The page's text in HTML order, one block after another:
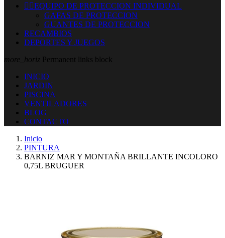
 EQUIPO DE PROTECCION INDIVIDUAL
GAFAS DE PROTECCION
GUANTES DE PROTECCION
RECAMBIOS
DEPORTES Y JUEGOS
more_horiz Permanent links block
INICIO
JARDIN
PISCINA
VENTILADORES
BLOG
CONTACTO
Inicio
PINTURA
BARNIZ MAR Y MONTAÑA BRILLANTE INCOLORO
0,75L BRUGUER